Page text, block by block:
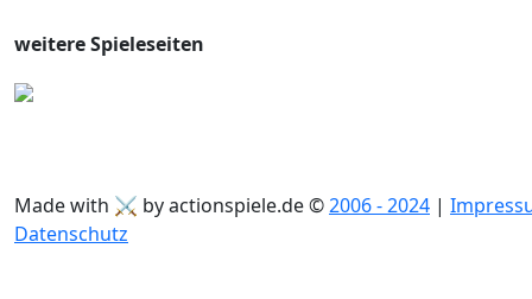
weitere Spieleseiten
Made with ⚔ by actionspiele.de ©2006 - 2024 |
Datenschutz